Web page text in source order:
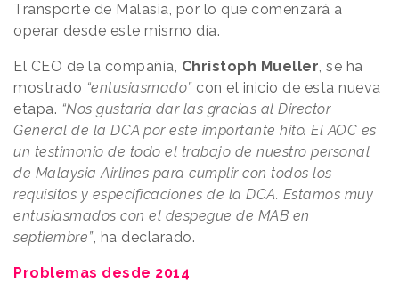
Transporte de Malasia, por lo que comenzará a
operar desde este mismo día.
El CEO de la compañía, Christoph Mueller, se ha
mostrado “entusiasmado”con el inicio de esta nueva
etapa. “Nos gustaría dar las gracias al Director
General de la DCA por este importante hito. El AOC es
un testimonio de todo el trabajo de nuestro personal
de Malaysia Airlines para cumplir con todos los
requisitos y especificaciones de la DCA. Estamos muy
entusiasmados con el despegue de MAB en
septiembre”, ha declarado.
Problemas desde 2014